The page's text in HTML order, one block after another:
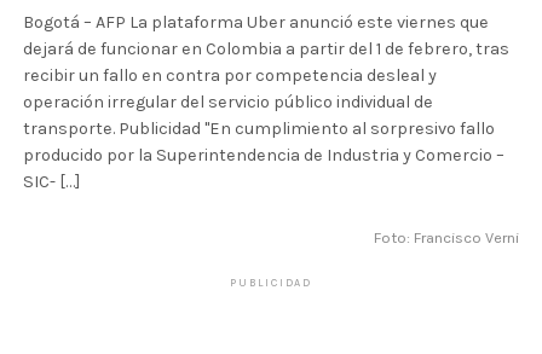
Bogotá – AFP La plataforma Uber anunció este viernes que
dejará de funcionar en Colombia a partir del 1 de febrero, tras
recibir un fallo en contra por competencia desleal y
operación irregular del servicio público individual de
transporte. Publicidad "En cumplimiento al sorpresivo fallo
producido por la Superintendencia de Industria y Comercio –
SIC- […]
Foto: Francisco Verni
PUBLICIDAD